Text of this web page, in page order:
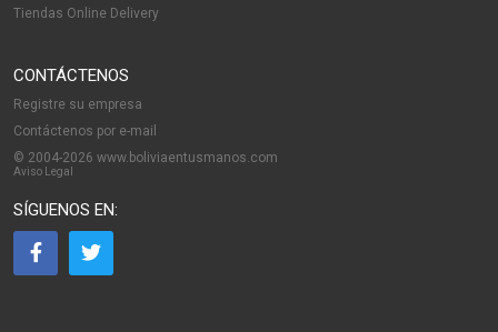
Tiendas Online Delivery
CONTÁCTENOS
Registre su empresa
Contáctenos por e-mail
© 2004-2026 www.boliviaentusmanos.com
Aviso Legal
SÍGUENOS EN: